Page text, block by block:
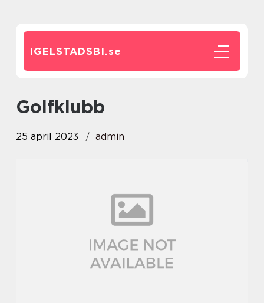
IGELSTADSBI.se
golfklubb
25 april 2023 admin